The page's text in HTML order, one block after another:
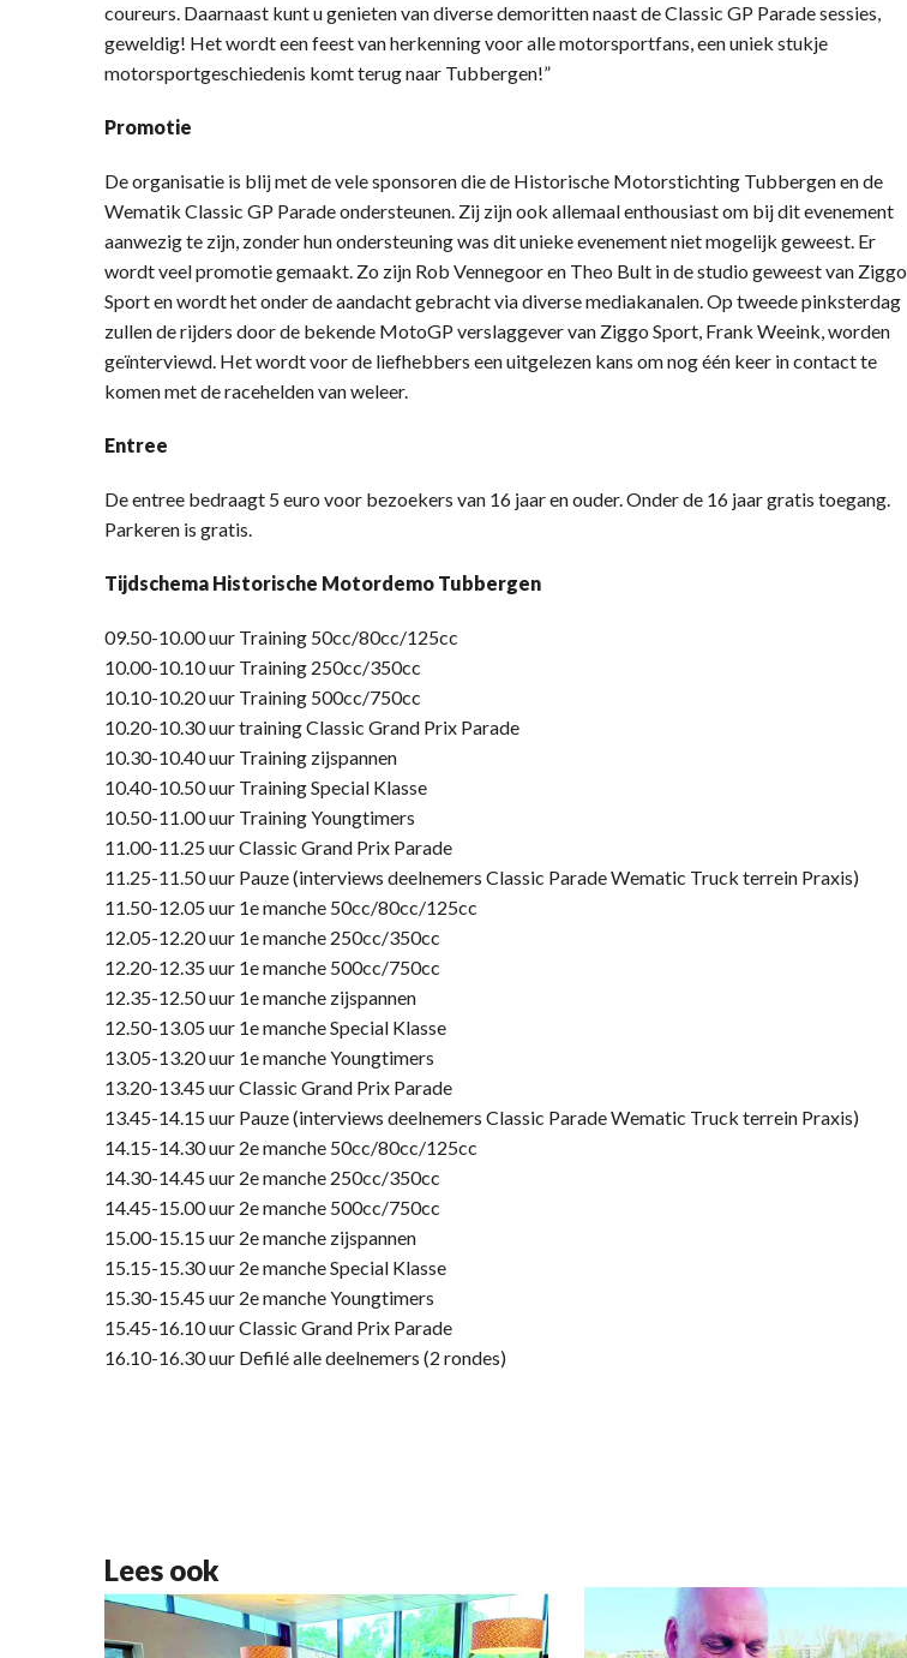
coureurs. Daarnaast kunt u genieten van diverse demoritten naast de Classic GP Parade sessies,
geweldig! Het wordt een feest van herkenning voor alle motorsportfans, een uniek stukje
motorsportgeschiedenis komt terug naar Tubbergen!”
Promotie
De organisatie is blij met de vele sponsoren die de Historische Motorstichting Tubbergen en de
Wematik Classic GP Parade ondersteunen. Zij zijn ook allemaal enthousiast om bij dit evenement
aanwezig te zijn, zonder hun ondersteuning was dit unieke evenement niet mogelijk geweest. Er
wordt veel promotie gemaakt. Zo zijn Rob Vennegoor en Theo Bult in de studio geweest van Ziggo
Sport en wordt het onder de aandacht gebracht via diverse mediakanalen. Op tweede pinksterdag
zullen de rijders door de bekende MotoGP verslaggever van Ziggo Sport, Frank Weeink, worden
geïnterviewd. Het wordt voor de liefhebbers een uitgelezen kans om nog één keer in contact te
komen met de racehelden van weleer.
Entree
De entree bedraagt 5 euro voor bezoekers van 16 jaar en ouder. Onder de 16 jaar gratis toegang.
Parkeren is gratis.
Tijdschema Historische Motordemo Tubbergen
09.50-10.00 uur Training 50cc/80cc/125cc
10.00-10.10 uur Training 250cc/350cc
10.10-10.20 uur Training 500cc/750cc
10.20-10.30 uur training Classic Grand Prix Parade
10.30-10.40 uur Training zijspannen
10.40-10.50 uur Training Special Klasse
10.50-11.00 uur Training Youngtimers
11.00-11.25 uur Classic Grand Prix Parade
11.25-11.50 uur Pauze (interviews deelnemers Classic Parade Wematic Truck terrein Praxis)
11.50-12.05 uur 1e manche 50cc/80cc/125cc
12.05-12.20 uur 1e manche 250cc/350cc
12.20-12.35 uur 1e manche 500cc/750cc
12.35-12.50 uur 1e manche zijspannen
12.50-13.05 uur 1e manche Special Klasse
13.05-13.20 uur 1e manche Youngtimers
13.20-13.45 uur Classic Grand Prix Parade
13.45-14.15 uur Pauze (interviews deelnemers Classic Parade Wematic Truck terrein Praxis)
14.15-14.30 uur 2e manche 50cc/80cc/125cc
14.30-14.45 uur 2e manche 250cc/350cc
14.45-15.00 uur 2e manche 500cc/750cc
15.00-15.15 uur 2e manche zijspannen
15.15-15.30 uur 2e manche Special Klasse
15.30-15.45 uur 2e manche Youngtimers
15.45-16.10 uur Classic Grand Prix Parade
16.10-16.30 uur Defiléalle deelnemers (2 rondes)
Lees ook